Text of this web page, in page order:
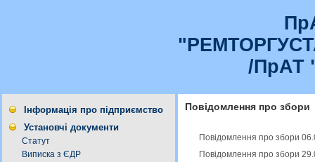
/ПрАТ
Інформація про підприємство
Установчі документи
Статут
Виписка з ЄДР
Повідомлення про збори
Повідомлення про збори
Повідомлення про збори